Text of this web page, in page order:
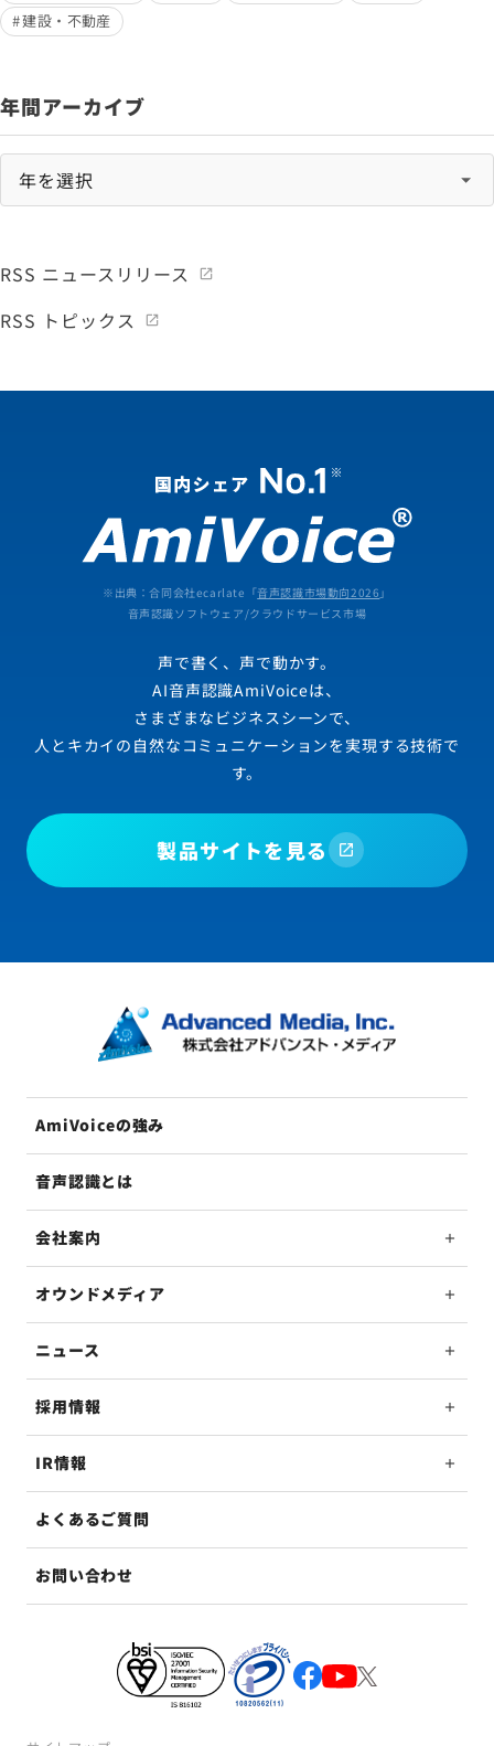
建設・不動産
年間アーカイブ
RSS ニュースリリース
RSS トピックス
※出典：合同会社ecarlate「音声認識市場動向2026 」
音声認識ソフトウェア/クラウドサービス市場
声で書く、声で動かす。
AI音声認識AmiVoiceは、
さまざまなビジネスシーンで、
人とキカイの自然なコミュニケーションを実現する技術で
す。
製品サイトを見る
AmiVoiceの強み
音声認識とは
会社案内
オウンドメディア
ニュース
採用情報
IR情報
よくあるご質問
お問い合わせ